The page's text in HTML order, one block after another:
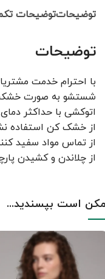
توضیحاتتوضیحات
توضیحات
با احترام خدمت
شستشو به صورت
اتوکشی با حداکثر دمای 110 درجه سانتیگراد
از خشک کن استفاده
از تماس مواد سفید
از چلاندن و کشيدن
است بپسندید...